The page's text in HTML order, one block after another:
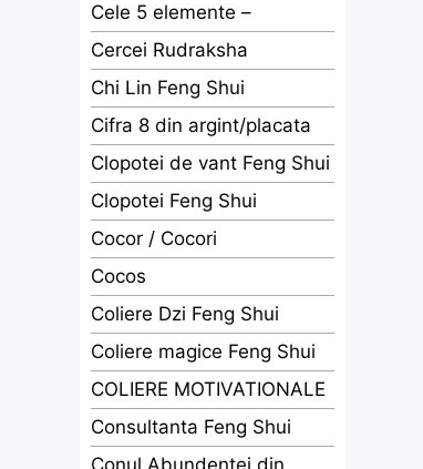
Cele 5 elemente –
Cercei Rudraksha
Chi Lin Feng Shui
Cifra 8 din argint/placata
Clopotei de vant Feng Shui
Clopotei Feng Shui
Cocor / Cocori
Cocos
Coliere Dzi Feng Shui
Coliere magice Feng Shui
COLIERE MOTIVATIONALE
Consultanta Feng Shui
Conul Abundentei din